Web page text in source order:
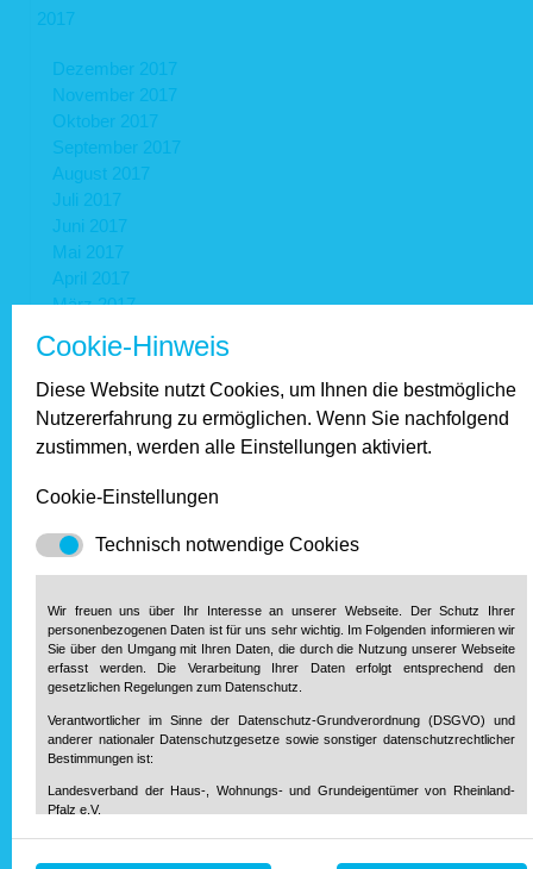
2017
Dezember 2017
November 2017
Oktober 2017
September 2017
August 2017
Juli 2017
Juni 2017
Mai 2017
April 2017
März 2017
Januar 2017
2016
Dezember 2016
Oktober 2016
September 2016
Juli 2016
Juni 2016
Mai 2016
April 2016
März 2016
Februar 2016
Cookie-Hinweis
Diese Website nutzt Cookies, um Ihnen die bestmögliche
Nutzererfahrung zu ermöglichen. Wenn Sie nachfolgend
zustimmen, werden alle Einstellungen aktiviert.
Cookie-Einstellungen
Technisch notwendige Cookies
Wir freuen uns über Ihr Interesse an unserer Webseite. Der Schutz Ihrer
personenbezogenen Daten ist für uns sehr wichtig. Im Folgenden informieren wir
Sie über den Umgang mit Ihren Daten, die durch die Nutzung unserer Webseite
erfasst werden. Die Verarbeitung Ihrer Daten erfolgt entsprechend den
gesetzlichen Regelungen zum Datenschutz.
Verantwortlicher im Sinne der Datenschutz-Grundverordnung (DSGVO) und
anderer nationaler Datenschutzgesetze sowie sonstiger datenschutzrechtlicher
Bestimmungen ist:
Landesverband der Haus-, Wohnungs- und Grundeigentümer von Rheinland-
Pfalz e.V.